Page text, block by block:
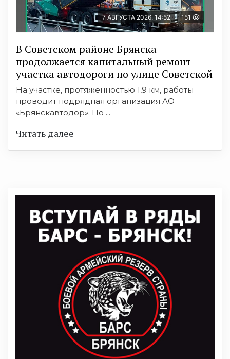
7 АВГУСТА 2026, 14:52 151
В Советском районе Брянска
продолжается капитальный ремонт
участка автодороги по улице Советской
На участке, протяжённостью 1,9 км, работы
проводит подрядная организация АО
«Брянскавтодор». По ...
Читать далее